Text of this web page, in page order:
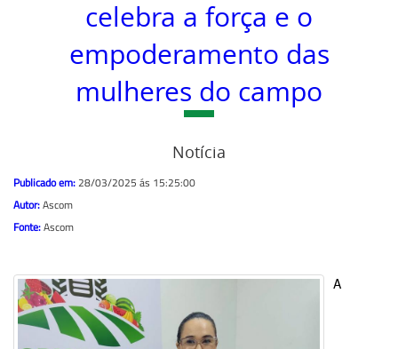
celebra a força e o
empoderamento das
mulheres do campo
Notícia
Publicado em:28/03/2025 ás 15:25:00
Autor:Ascom
Fonte:Ascom
A